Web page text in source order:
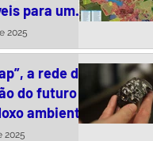
meio de futuros
Amazônia *
para uma
da
Brasil
2025
a rede de
do futuro
ambiental
2025